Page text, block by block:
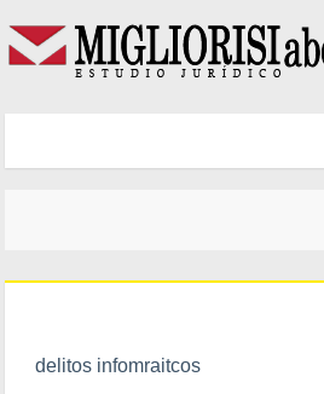
delitos infomraitcos